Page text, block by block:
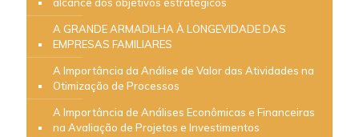
A GRANDE ARMADILHA À LONGEVIDADE DAS
EMPRESAS FAMILIARES
A Importância da Análise de Valor das Atividades na
Otimização de Processos
A Importância de Análises Econômicas e Financeiras
na Avaliação de Projetos e Investimentos